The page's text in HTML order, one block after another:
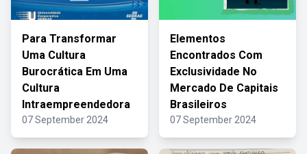
Para Transformar
Uma Cultura
Burocrática Em Uma
Cultura
Intraempreendedora
07 September 2024
Elementos
Encontrados Com
Exclusividade No
Mercado De Capitais
Brasileiros
07 September 2024